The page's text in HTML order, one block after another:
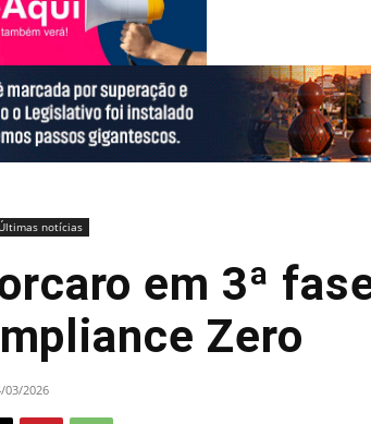
Últimas notícias
em 3ª
Zero
03/2026